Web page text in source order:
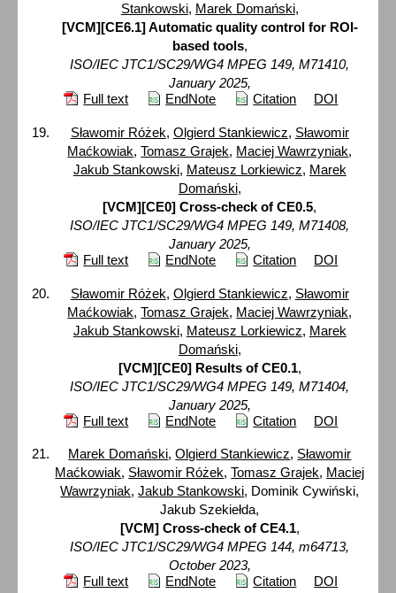
Stankowski, Marek Domański,
[VCM][CE6.1] Automatic quality control for ROI-
based tools,
ISO/IEC JTC1/SC29/WG4 MPEG 149, M71410,
January 2025,
Full text
EndNote Citation DOI
Sławomir Różek, Olgierd Stankiewicz, Sławomir
Maćkowiak,Tomasz Grajek, Maciej Wawrzyniak,
Jakub Stankowski, Mateusz Lorkiewicz, Marek
Domański,
[VCM][CE0] Cross-check of CE0.5,
ISO/IEC JTC1/SC29/WG4 MPEG 149, M71408,
January 2025,
Full text
EndNote Citation DOI
Sławomir Różek, Olgierd Stankiewicz, Sławomir
Maćkowiak,Tomasz Grajek, Maciej Wawrzyniak,
Jakub Stankowski, Mateusz Lorkiewicz, Marek
Domański,
[VCM][CE0] Results of CE0.1,
ISO/IEC JTC1/SC29/WG4 MPEG 149, M71404,
January 2025,
Full text
EndNote Citation DOI
Marek Domański,Olgierd Stankiewicz, Sławomir
Maćkowiak, Sławomir Różek,Tomasz Grajek, Maciej
Wawrzyniak,Jakub Stankowski, Dominik Cywiński,
Jakub Szekiełda,
[VCM] Cross-check of CE4.1,
ISO/IEC JTC1/SC29/WG4 MPEG 144, m64713,
October 2023,
Full text
EndNote Citation DOI